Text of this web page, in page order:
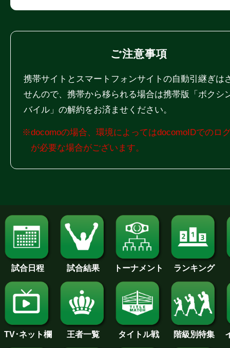
ご注意事項
携帯サイトとスマートフォンサイトの自動引継ぎは
せんので、携帯から移られる場合は携帯版「ボクシ
バイル」の解約をお済ませください。
※docomoの場合、環境によってはdocomoIDでのロ
が必要な場合がございます。
試合日程 試合結果 トーナメント ランキング
TV･ネット欄 王者一覧 タイトル戦 階級別特集